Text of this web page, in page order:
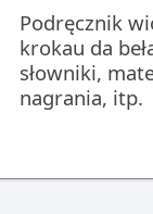
Podręcznik
krokau da
słowniki,
nagrania, itp.